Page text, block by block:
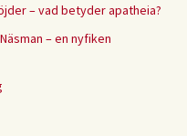
– vad betyder apatheia?
– en nyfiken